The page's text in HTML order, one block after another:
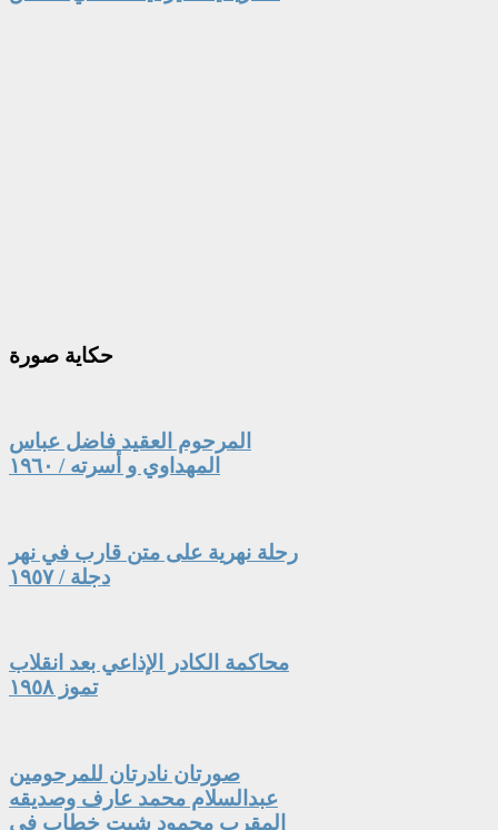
حكاية صورة
المرحوم العقيد فاضل عباس
المهداوي و أسرته / ١٩٦٠
رحلة نهرية على متن قارب في نهر
دجلة / ١٩٥٧
محاكمة الكادر الإذاعي بعد انقلاب
تموز ١٩٥٨
صورتان نادرتان للمرحومين
عبدالسلام محمد عارف وصديقه
المقرب محمود شيت خطاب في